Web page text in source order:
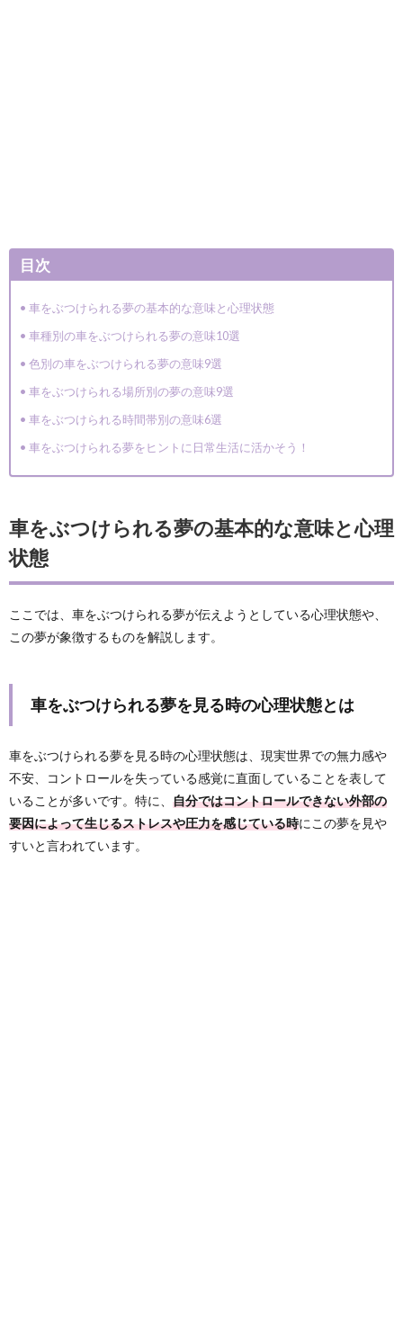
目次
車をぶつけられる夢の基本的な意味と心理状態
車種別の車をぶつけられる夢の意味10選
色別の車をぶつけられる夢の意味9選
車をぶつけられる場所別の夢の意味9選
車をぶつけられる時間帯別の意味6選
車をぶつけられる夢をヒントに日常生活に活かそう！
車をぶつけられる夢の基本的な意味と心理
状態
ここでは、車をぶつけられる夢が伝えようとしている心理状態や、
この夢が象徴するものを解説します。
車をぶつけられる夢を見る時の心理状態とは
車をぶつけられる夢を見る時の心理状態は、現実世界での無力感や
不安、コントロールを失っている感覚に直面していることを表して
いることが多いです。特に、 自分ではコントロールできない外部の
要因によって生じるストレスや圧力を感じている時にこの夢を見や
すいと言われています。